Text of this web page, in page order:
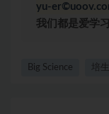
yu-
我们都是爱学
Big Science 培生